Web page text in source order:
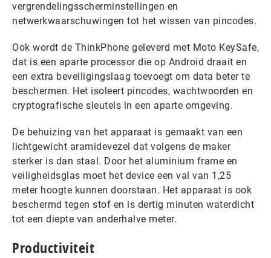
vergrendelingsscherminstellingen en
netwerkwaarschuwingen tot het wissen van pincodes.
Ook wordt de ThinkPhone geleverd met Moto KeySafe,
dat is een aparte processor die op Android draait en
een extra beveiligingslaag toevoegt om data beter te
beschermen. Het isoleert pincodes, wachtwoorden en
cryptografische sleutels in een aparte omgeving.
De behuizing van het apparaat is gemaakt van een
lichtgewicht aramidevezel dat volgens de maker
sterker is dan staal. Door het aluminium frame en
veiligheidsglas moet het device een val van 1,25
meter hoogte kunnen doorstaan. Het apparaat is ook
beschermd tegen stof en is dertig minuten waterdicht
tot een diepte van anderhalve meter.
Productiviteit